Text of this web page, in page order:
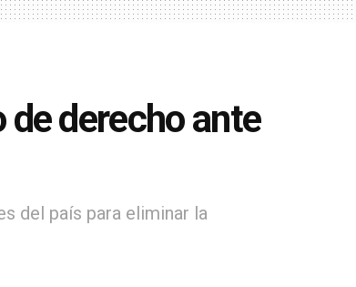
derecho ante
del país para eliminar la